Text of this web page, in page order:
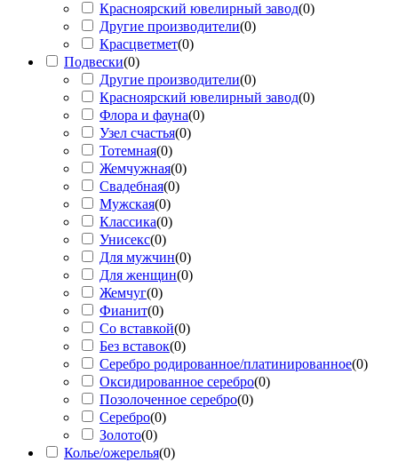
Красноярский ювелирный завод(0)
Другие производители(0)
Красцветмет(0)
Подвески(0)
Другие производители(0)
Красноярский ювелирный завод(0)
Флора и фауна(0)
Узел счастья(0)
Тотемная(0)
Жемчужная(0)
Свадебная(0)
Мужская(0)
Классика(0)
Унисекс(0)
Для мужчин(0)
Для женщин(0)
Жемчуг(0)
Фианит(0)
Со вставкой(0)
Без вставок(0)
Серебро родированное/платинированное(0)
Оксидированное серебро(0)
Позолоченное серебро(0)
Серебро(0)
Золото(0)
Колье/ожерелья(0)